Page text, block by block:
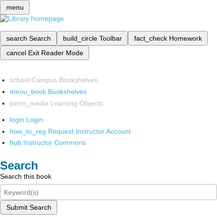
menu
search Search build_circle Toolbar fact_check Homework
cancel Exit Reader Mode
school Campus Bookshelves
menu_book Bookshelves
perm_media Learning Objects
login Login
how_to_reg Request Instructor Account
hub Instructor Commons
Search
Search this book
Submit Search